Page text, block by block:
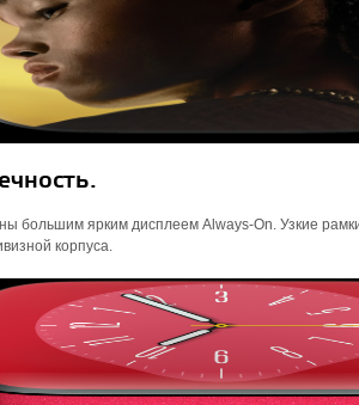
большим ярким дисплеем Always‑On. Узкие
корпуса.